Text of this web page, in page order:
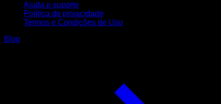
Ajuda e suporte
Política de privacidade
Termos e Condições de Uso
Blog